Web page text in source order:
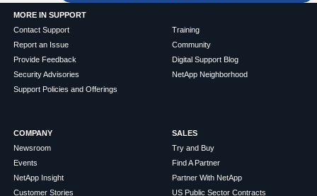
MORE IN SUPPORT
Contact Support
Report an Issue
Provide Feedback
Security Advisories
Support Policies and Offerings
Training
Community
Digital Support Blog
NetApp Neighborhood
COMPANY
Newsroom
Events
NetApp Insight
Customer Stories
SALES
Try and Buy
Find A Partner
Partner With NetApp
US Public Sector Contracts